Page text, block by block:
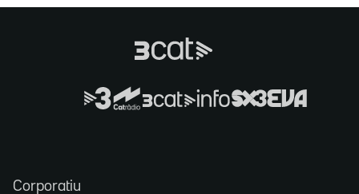
Corporatiu